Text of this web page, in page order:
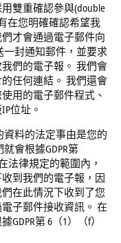
雙重確認參與(double
在您明確確認希望我
才會通過電子郵件向
封通知郵件，並要求
們的電子報。 我們會
任何連結。 我們還會
用的電子郵件程式、
位址。
資料的法定事由是您的
會根據GDPR第
法律規定的範圍內，
到我們的電子報，因
在此情況下收到了您
子郵件接收資訊。 在
第 6（1）（f）